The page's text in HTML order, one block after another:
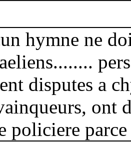
hymne ne
disputes a
ont
policiere